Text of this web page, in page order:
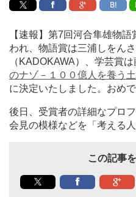
B!
【速報】第7回河合隼雄物
われ、物語賞は三浦しをん
（KADOKAWA）、学芸賞
のナゾ－１００億人を養う
に決定いたしました。おめ
後日、受賞者の詳細なプロ
会見の模様などを「考える
この記事